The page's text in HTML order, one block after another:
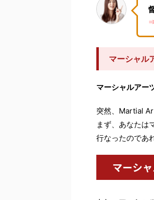
マーシャル
マーシャルアー
突然、Martial
まず、あなたは
行なったのであ
マーシ